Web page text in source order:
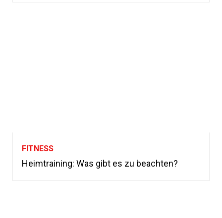
FITNESS
Heimtraining: Was gibt es zu beachten?